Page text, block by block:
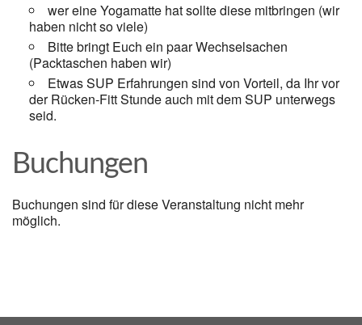
wer eine Yogamatte hat sollte diese mitbringen (wir
haben nicht so viele)
Bitte bringt Euch ein paar Wechselsachen
(Packtaschen haben wir)
Etwas SUP Erfahrungen sind von Vorteil, da Ihr vor
der Rücken-Fitt Stunde auch mit dem SUP unterwegs
seid.
Buchungen
Buchungen sind für diese Veranstaltung nicht mehr
möglich.